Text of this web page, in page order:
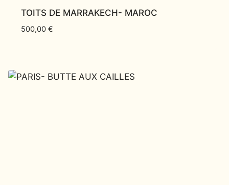
TOITS DE MARRAKECH- MAROC
500,00 €